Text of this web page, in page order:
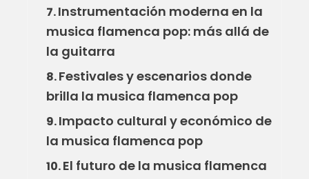
7.Instrumentación moderna en la
musica flamenca pop: más allá de
la guitarra
8.Festivales y escenarios donde
brilla la musica flamenca pop
9.Impacto cultural y económico de
la musica flamenca pop
10.El futuro de la musica flamenca